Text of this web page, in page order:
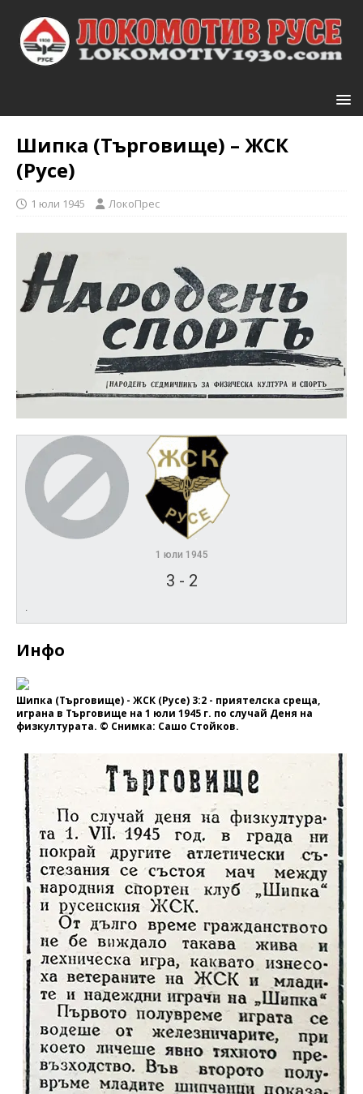
Шипка (Търговище) – ЖСК
(Русе)
1 юли 1945 ЛокоПрес
1 юли 1945
3 - 2
.
Инфо
Шипка (Търговище) - ЖСК (Русе) 3:2 - приятелска среща,
играна в Търговище на 1 юли 1945 г. по случай Деня на
физкултурата. © Снимка: Сашо Стойков.